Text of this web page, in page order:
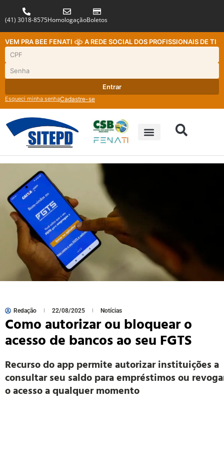
(41) 3018-8575HomologaçãoBoletos
VEM PRA BEE FENATI A REDE SOCIAL DOS PROFISSIONAIS DE TI
Entrar
Esqueci minha senhaCadastre-se
Redação 22/08/2025 Notícias
Como autorizar ou bloquear o
acesso de bancos ao seu FGTS
Recurso do app permite autorizar instituições a
consultar seu saldo para empréstimos ou
o acesso a qualquer momento